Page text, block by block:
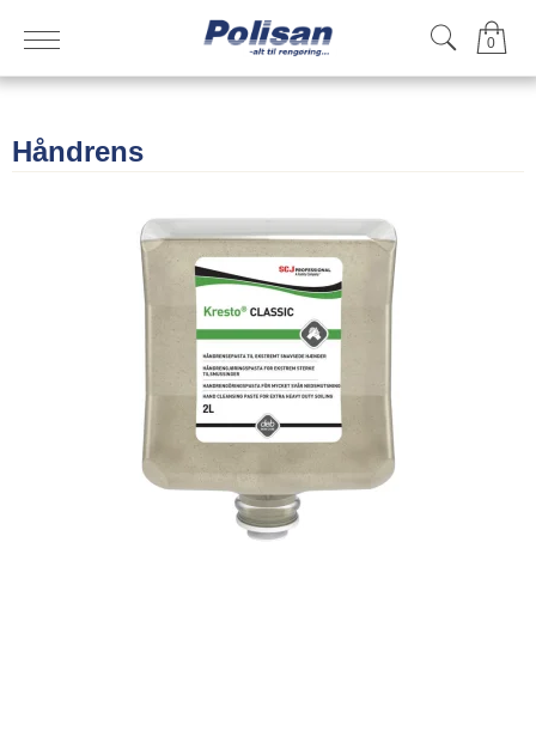
0
Håndrens